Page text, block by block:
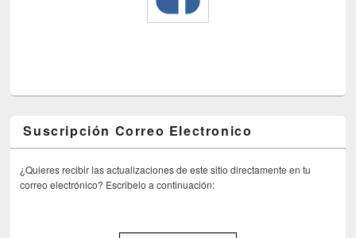
Suscripción Correo Electronico
¿Quieres recibir las actualizaciones de este sitio directamente en tu
correo electrónico? Escribelo a continuación: